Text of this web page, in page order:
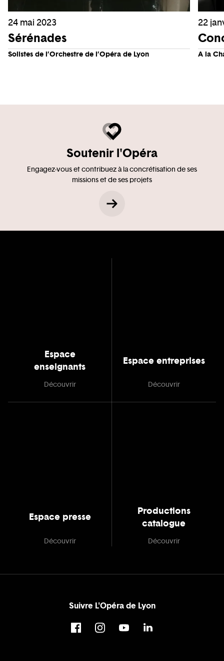
24 mai 2023
Sérénades
Solistes de l’Orchestre de l’Opéra de Lyon
22
A la
Soutenir l'Opéra
Engagez-vous et contribuez à la concrétisation de ses
missions et de ses projets
Espace
enseignants
Découvrir
Espace entreprises
Découvrir
Espace presse
Découvrir
Productions
catalogue
Découvrir
Suivre L'Opéra de Lyon